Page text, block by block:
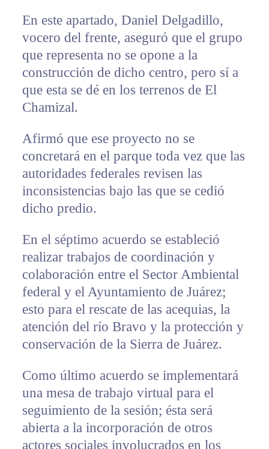
En este apartado, Daniel Delgadillo,
vocero del frente, aseguró que el grupo
que representa no se opone a la
construcción de dicho centro, pero sí a
que esta se dé en los terrenos de El
Chamizal.
Afirmó que ese proyecto no se
concretará en el parque toda vez que las
autoridades federales revisen las
inconsistencias bajo las que se cedió
dicho predio.
En el séptimo acuerdo se estableció
realizar trabajos de coordinación y
colaboración entre el Sector Ambiental
federal y el Ayuntamiento de Juárez;
esto para el rescate de las acequias, la
atención del río Bravo y la protección y
conservación de la Sierra de Juárez.
Como último acuerdo se implementará
una mesa de trabajo virtual para el
seguimiento de la sesión; ésta será
abierta a la incorporación de otros
actores sociales involucrados en los